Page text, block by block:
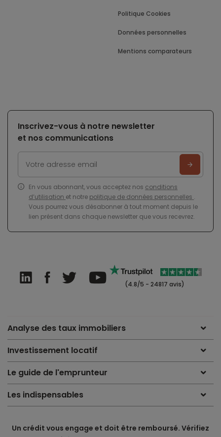
Politique Cookies
Données personnelles
Mentions comparateurs
Inscrivez-vous à notre newsletter
et nos communications
En vous abonnant, vous acceptez nos conditions
d’utilisation et notre politique de données personnelles .
Vous pourrez vous désabonner à tout moment depuis le
lien présent dans chaque newsletter que vous recevrez.
(4.8/5 - 24817 avis)
Analyse des taux immobiliers
Investissement locatif
Le guide de l'emprunteur
Les indispensables
Un crédit vous engage et doit être remboursé. Vérifiez